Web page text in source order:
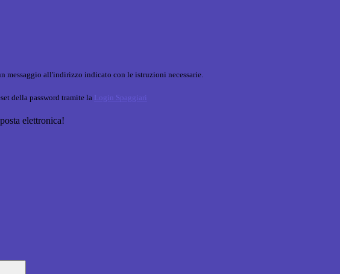
messaggio all'indirizzo indicato con le istruzioni necessarie.
della password tramite la Login Spaggiari
elettronica!